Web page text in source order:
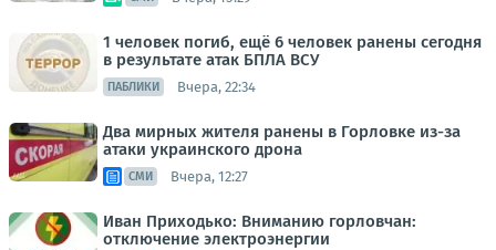
1 человек погиб, ещё 6 человек ранены сегодня
в результате атак БПЛА ВСУ
ПАБЛИКИ Вчера, 22:34
Два мирных жителя ранены в Горловке из-за
атаки украинского дрона
СМИ Вчера, 12:27
Иван Приходько: Вниманию горловчан:
отключение электроэнергии